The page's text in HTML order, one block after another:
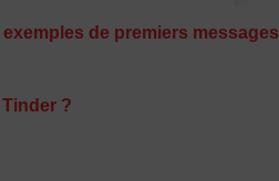
de premiers messages
?